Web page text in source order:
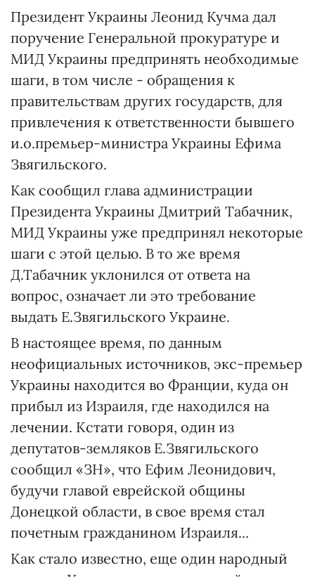
Президент Украины Леонид Кучма дал
поручение Генеральной прокуратуре и
МИД Украины предпринять необходимые
шаги, в том числе - обращения к
правительствам других государств, для
привлечения к ответственности бывшего
и.о.премьер-министра Украины Ефима
Звягильского.
Как сообщил глава администрации
Президента Украины Дмитрий Табачник,
МИД Украины уже предпринял некоторые
шаги с этой целью. В то же время
Д.Табачник уклонился от ответа на
вопрос, означает ли это требование
выдать Е.Звягильского Украине.
В настоящее время, по данным
неофициальных источников, экс-премьер
Украины находится во Франции, куда он
прибыл из Израиля, где находился на
лечении. Кстати говоря, один из
депутатов-земляков Е.Звягильского
сообщил «ЗН», что Ефим Леонидович,
будучи главой еврейской общины
Донецкой области, в свое время стал
почетным гражданином Израиля...
Как стало известно, еще один народный